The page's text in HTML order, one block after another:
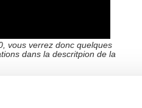
vous verrez donc quelques
dans la descritpion de la